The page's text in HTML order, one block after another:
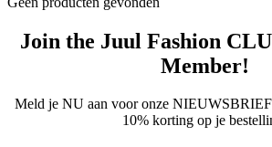
Join the Juul Fashion
Member!
Meld je NU aan voor onze NIEUWSBRIEF
10% korting op je